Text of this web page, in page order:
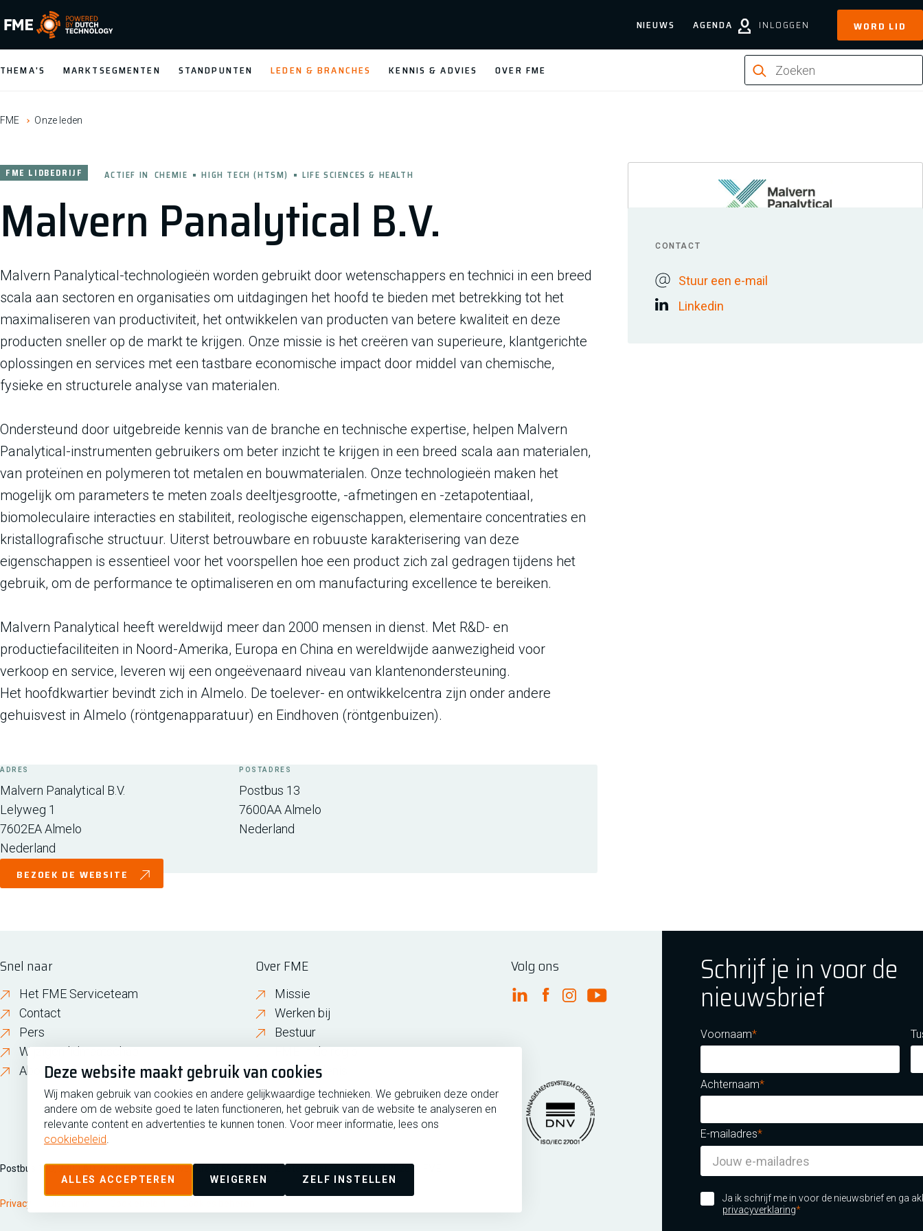
Deze website maakt gebruik van cookies
Wij maken gebruik van cookies en andere gelijkwaardige technieken. We gebruiken deze onder
andere om de website goed te laten functioneren, het gebruik van de website te analyseren en
relevante content en advertenties te kunnen tonen. Voor meer informatie, lees ons
cookiebeleid.
ALLES ACCEPTEREN WEIGEREN ZELF INSTELLEN
FME Logo, to the homepage
NIEUWS AGENDA INLOGGEN WORD LID
THEMA'S MARKTSEGMENTEN STANDPUNTEN LEDEN & BRANCHES KENNIS & ADVIES OVER FME
FME Onze leden
Malvern Panalytical B.V.
FME LIDBEDRIJF ACTIEF IN CHEMIE HIGH TECH (HTSM) LIFE SCIENCES & HEALTH
Malvern Panalytical-technologieën worden gebruikt door wetenschappers en technici in een breed
scala aan sectoren en organisaties om uitdagingen het hoofd te bieden met betrekking tot het
maximaliseren van productiviteit, het ontwikkelen van producten van betere kwaliteit en deze
producten sneller op de markt te krijgen. Onze missie is het creëren van superieure, klantgerichte
oplossingen en services met een tastbare economische impact door middel van chemische,
fysieke en structurele analyse van materialen.
Ondersteund door uitgebreide kennis van de branche en technische expertise, helpen Malvern
Panalytical-instrumenten gebruikers om beter inzicht te krijgen in een breed scala aan materialen,
van proteïnen en polymeren tot metalen en bouwmaterialen. Onze technologieën maken het
mogelijk om parameters te meten zoals deeltjesgrootte, -afmetingen en -zetapotentiaal,
biomoleculaire interacties en stabiliteit, reologische eigenschappen, elementaire concentraties en
kristallografische structuur. Uiterst betrouwbare en robuuste karakterisering van deze
eigenschappen is essentieel voor het voorspellen hoe een product zich zal gedragen tijdens het
gebruik, om de performance te optimaliseren en om manufacturing excellence te bereiken.
Malvern Panalytical heeft wereldwijd meer dan 2000 mensen in dienst. Met R&D- en
productiefaciliteiten in Noord-Amerika, Europa en China en wereldwijde aanwezigheid voor
verkoop en service, leveren wij een ongeëvenaard niveau van klantenondersteuning.
Het hoofdkwartier bevindt zich in Almelo. De toelever- en ontwikkelcentra zijn onder andere
gehuisvest in Almelo (röntgenapparatuur) en Eindhoven (röntgenbuizen).
ADRES
Malvern Panalytical B.V.
Lelyweg 1
7602EAAlmelo
Nederland
POSTADRES
Postbus 13
7600AAAlmelo
Nederland
BEZOEK DE WEBSITE
CONTACT
Stuur een e-mail
Linkedin
Snel naar
Het FME Serviceteam
Contact
Pers
Wijzigen lidmaatschap
About FME
Over FME
Missie
Werken bij
Bestuur
FME in de regio
Geschiedenis
Volg ons
FME Linkedin
FME Facebook
FME Instagram
FME Youtube
Managementsyteem certificatie DNV iso/iec 27001
Postbus 190, 2700 AD Zoetermeer Zilverstraat 69, 2718 RP Zoetermeer Copyright 2026 @ FME
Privacy
Schrijf je in voor de
nieuwsbrief
Voornaam
Achternaam
E-mailadres
Ja ik schrijf me in voor de nieuwsbrief en ga
privacyverklaring